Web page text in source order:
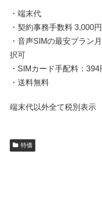
・端末代
・契約事務手数料 3,000円
・音声SIMの最安プラン
択可
・SIMカード手配料：394
・送料無料
端末代以外全て税別表示
特価